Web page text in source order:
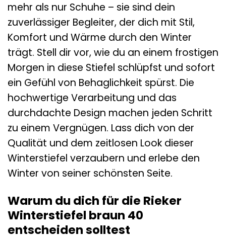
mehr als nur Schuhe – sie sind dein
zuverlässiger Begleiter, der dich mit Stil,
Komfort und Wärme durch den Winter
trägt. Stell dir vor, wie du an einem frostigen
Morgen in diese Stiefel schlüpfst und sofort
ein Gefühl von Behaglichkeit spürst. Die
hochwertige Verarbeitung und das
durchdachte Design machen jeden Schritt
zu einem Vergnügen. Lass dich von der
Qualität und dem zeitlosen Look dieser
Winterstiefel verzaubern und erlebe den
Winter von seiner schönsten Seite.
Warum du dich für die Rieker
Winterstiefel braun 40
entscheiden solltest